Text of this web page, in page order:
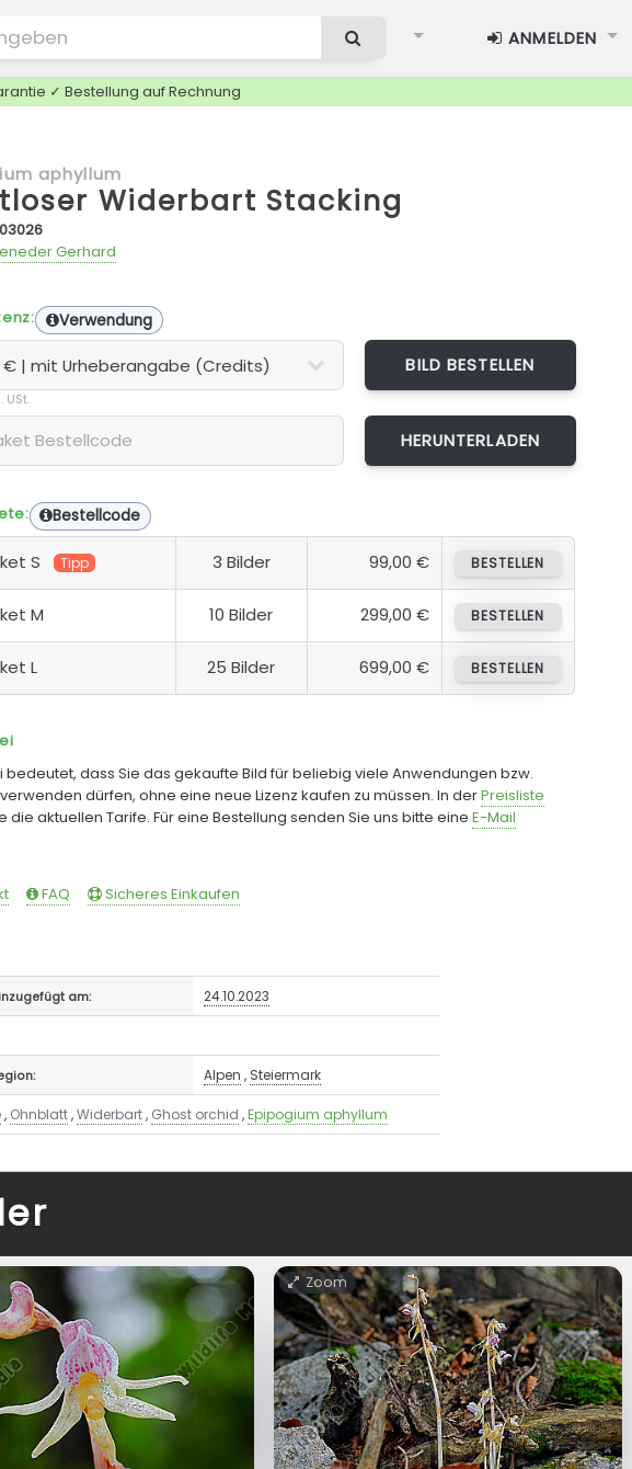
ANMELDEN
✓ Bestellung auf Rechnung
aphyllum
Widerbart Stacking
Gerhard
Verwendung
BILD BESTELLEN
USt.
Bestellcode
S Tipp 3 Bilder 99,00 € BESTELLEN
M 10 Bilder 299,00 € BESTELLEN
L 25 Bilder 699,00 € BESTELLEN
bedeutet, dass Sie das gekaufte Bild für beliebig viele Anwendungen bzw.
dürfen, ohne eine neue Lizenz kaufen zu müssen. In derPreisliste
die aktuellen Tarife. Für eine Bestellung senden Sie uns bitte eine E-Mail
FAQ Sicheres Einkaufen
am: 24.10.2023
Alpen , Steiermark
, Ohnblatt,Widerbart, Ghost orchid ,Epipogium aphyllum
Zoom